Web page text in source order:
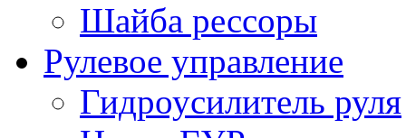
Шайба рессоры
Рулевое управление
Гидроусилитель руля